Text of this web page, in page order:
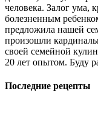
человека. Залог ума,
болезненным
предложила нашей
произошли
своей семейной
20 лет опытом. Буду
Последние рецепты